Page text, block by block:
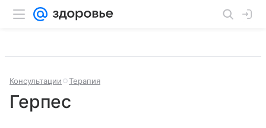
Консультации Терапия
Герпес